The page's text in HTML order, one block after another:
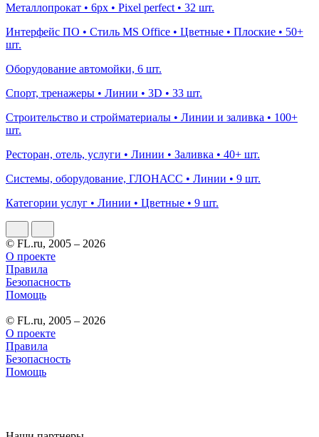
Металлопрокат • 6рх • Pixel perfect • 32 шт.
Интерфейс ПО • Стиль MS Office • Цветные • Плоские • 50+
шт.
Оборудование автомойки, 6 шт.
Спорт, тренажеры • Линии • 3D • 33 шт.
Строительство и стройматериалы • Линии и заливка • 100+
шт.
Ресторан, отель, услуги • Линии • Заливка • 40+ шт.
Системы, оборудование, ГЛОНАСС • Линии • 9 шт.
Категории услуг • Линии • Цветные • 9 шт.
© FL.ru, 2005 – 2026
О проекте
Правила
Безопасность
Помощь
© FL.ru, 2005 – 2026
О проекте
Правила
Безопасность
Помощь